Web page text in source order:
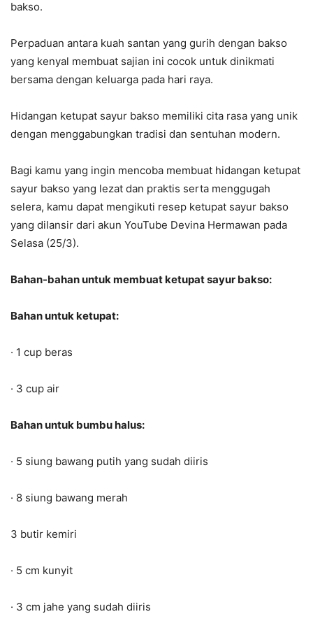
bakso.
Perpaduan antara kuah santan yang gurih dengan bakso
yang kenyal membuat sajian ini cocok untuk dinikmati
bersama dengan keluarga pada hari raya.
Hidangan ketupat sayur bakso memiliki cita rasa yang unik
dengan menggabungkan tradisi dan sentuhan modern.
Bagi kamu yang ingin mencoba membuat hidangan ketupat
sayur bakso yang lezat dan praktis serta menggugah
selera, kamu dapat mengikuti resep ketupat sayur bakso
yang dilansir dari akun YouTube Devina Hermawan pada
Selasa (25/3).
Bahan-bahan untuk membuat ketupat sayur bakso:
Bahan untuk ketupat:
· 1 cup beras
· 3 cup air
Bahan untuk bumbu halus:
· 5 siung bawang putih yang sudah diiris
· 8 siung bawang merah
3 butir kemiri
· 5 cm kunyit
· 3 cm jahe yang sudah diiris